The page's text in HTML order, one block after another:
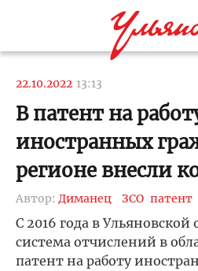
22.10.2022 13:13
В патент на
иностранных
регионе внесли
Автор: Диманец ЗСО патент
С 2016 года в Ульяновской
система отчислений в
патент на работу